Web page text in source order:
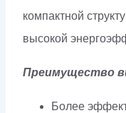
компактной
высокой
Преимущество
Более